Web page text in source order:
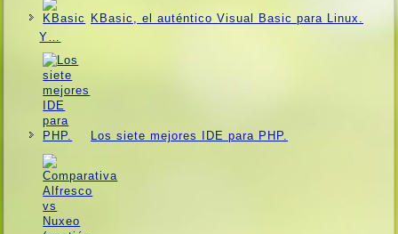
KBasic, el auténtico Visual Basic para Linux.
Y…
Los siete mejores IDE para PHP.